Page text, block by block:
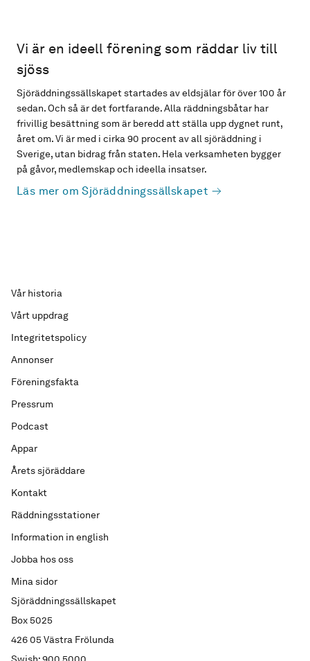
Vi är en ideell förening som räddar liv till
sjöss
Sjöräddningssällskapet startades av eldsjälar för över 100 år
sedan. Och så är det fortfarande. Alla räddningsbåtar har
frivillig besättning som är beredd att ställa upp dygnet runt,
året om. Vi är med i cirka 90 procent av all sjöräddning i
Sverige, utan bidrag från staten. Hela verksamheten bygger
på gåvor, medlemskap och ideella insatser.
Läs mer om Sjöräddningssällskapet
Sjöräddningssällskapet
Box 5025
426 05 Västra Frölunda
Vår historia
Vårt uppdrag
Integritetspolicy
Annonser
Föreningsfakta
Pressrum
Podcast
Appar
Årets sjöräddare
Kontakt
Räddningsstationer
Information in english
Jobba hos oss
Mina sidor